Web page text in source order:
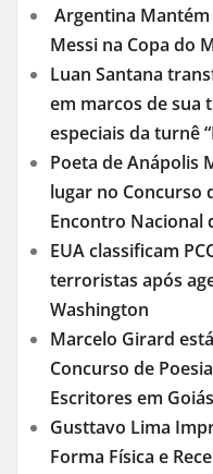
Argentina
Messi na Copa do
Luan Santana
em marcos de sua
especiais da turnê
Poeta de Anápolis
lugar no Concurso
Encontro Nacional
EUA classificam
terroristas após
Washington
Marcelo Girard
Concurso de
Escritores em Goiás
Gusttavo Lima
Forma Física e